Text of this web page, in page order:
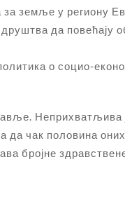
земље у региону
друштва да
о социо-
чак половина
бројне